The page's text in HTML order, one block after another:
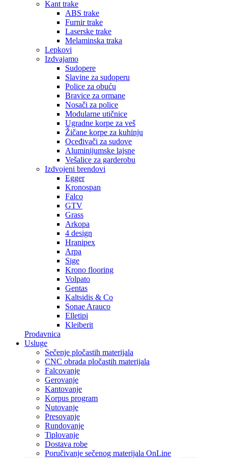
Kant trake
ABS trake
Furnir trake
Laserske trake
Melaminska traka
Lepkovi
Izdvajamo
Sudopere
Slavine za sudoperu
Police za obuću
Bravice za ormane
Nosači za police
Modularne utičnice
Ugradne korpe za veš
Žičane korpe za kuhinju
Oceđivači za sudove
Aluminijumske lajsne
Vešalice za garderobu
Izdvojeni brendovi
Egger
Kronospan
Falco
GTV
Grass
Arkopa
4 design
Hranipex
Arpa
Sige
Krono flooring
Volpato
Gentas
Kaltsidis & Co
Sonae Arauco
Elletipi
Kleiberit
Prodavnica
Usluge
Sečenje pločastih materijala
CNC obrada pločastih materijala
Falcovanje
Gerovanje
Kantovanje
Korpus program
Nutovanje
Presovanje
Rundovanje
Tiplovanje
Dostava robe
Poručivanje sečenog materijala OnLine